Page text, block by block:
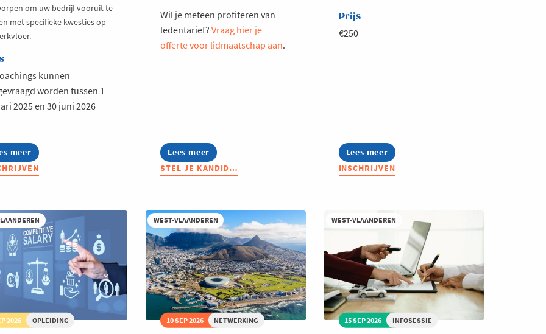
om uw bedrijf vooruit te
met specifieke kwesties op
kunnen
worden tussen 1
2025 en 30 juni 2026
meer
Wil je meteen profiteren van
ledentarief? Vraag hier je
offerte voor lidmaatschap aan.
Lees meer
about
Stel
je
Duurzaam
Ondernemen
STEL JE KANDID…
Prijs
€250
Lees meer
about
Effectief
sturen
INSCHRIJVEN
2026 OPLEIDING
WEST-VLAANDEREN
10 SEP 2026 NETWERKING
WEST-VLAANDEREN
15 SEP 2026 INFOSESSIE